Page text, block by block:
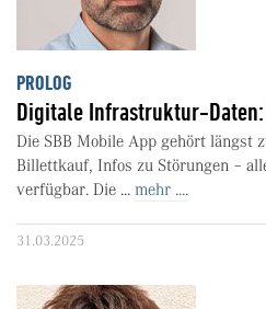
PROLOG
Digitale Infrastruktur-Daten:
Die SBB Mobile App gehört längst
Billettkauf, Infos zu Störungen –
verfügbar. Die ... mehr ....
31.03.2025